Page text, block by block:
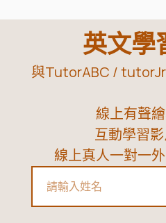
英文學
與TutorABC /
線上有聲
互動學習
線上真人一對一